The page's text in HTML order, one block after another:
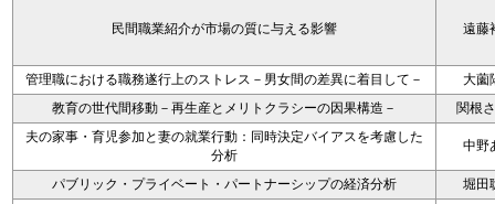
民間職業紹介が市場の質に与える影響 遠藤
管理職における職務遂行上のストレス－男女間の差異に着目して－
大薗
教育の世代間移動－再生産とメリトクラシーの因果構造－
関根
夫の家事・育児参加と妻の就業行動：同時決定バイアスを考慮した
分析
中野
パブリック・プライベート・パートナーシップの経済分析
堀田